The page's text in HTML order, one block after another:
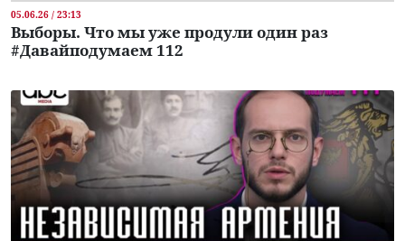
05.06.26 / 23:13
Выборы. Что мы уже продули один раз
#Давайподумаем 112